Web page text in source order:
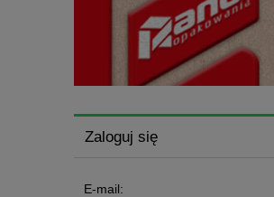
Zaloguj się
E-mail: